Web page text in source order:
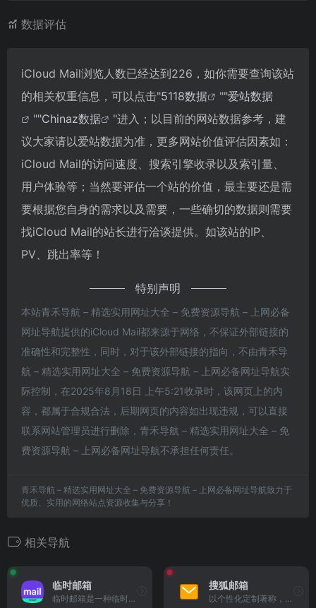
数据评估
iCloud Mail浏览人数已经达到226，如你需要查询该站
的相关权重信息，可以点击"5118数据 ""爱站数据
""Chinaz数据
"进入；以目前的网站数据参考，建
议大家请以爱站数据为准，更多网站价值评估因素如：
iCloud Mail的访问速度、搜索引擎收录以及索引量、
用户体验等；当然要评估一个站的价值，最主要还是需
要根据您自身的需求以及需要，一些确切的数据则需要
找iCloud Mail的站长进行洽谈提供。如该站的IP、
PV、跳出率等！
特别声明
本站青禾导航 – 精选实用网址大全 – 免费资源导航 – 上网必备
网址导航提供的iCloud Mail都来源于网络，不保证外部链接的
准确性和完整性，同时，对于该外部链接的指向，不由青禾导
航 – 精选实用网址大全 – 免费资源导航 – 上网必备网址导航实
际控制，在2025年8月18日 上午5:21收录时，该网页上的内
容，都属于合规合法，后期网页的内容如出现违规，可以直接
联系网站管理员进行删除，青禾导航 – 精选实用网址大全 – 免
费资源导航 – 上网必备网址导航不承担任何责任。
青禾导航 – 精选实用网址大全 – 免费资源导航 – 上网必备网址导航致力于
优质、实用的网络站点资源收集与分享！
相关导航
临时邮箱
临时邮箱是一种临时性的电子...
搜狐邮箱
以个性化定制著称，支持邮件标签分类及日程提醒。免费版提供 2G 空间，适合学生及轻度办公用户。